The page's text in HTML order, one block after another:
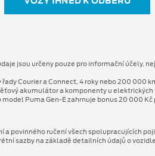
jsou určeny pouze pro informační účely,
Courier a Connect, 4 roky nebo 200
akumulátor a komponenty u
Puma Gen⁠-⁠E zahrnuje bonus 20 000
povinného ručení všech spolupracujících
sazby na základě detailních údajů o